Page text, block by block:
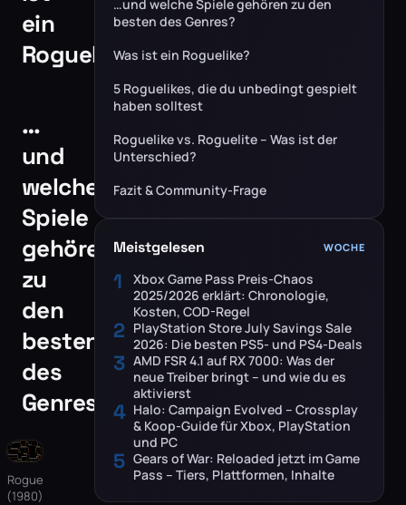
ein
Roguelike?
…
und
welche
Spiele
gehören
zu
den
besten
des
Genres?
Rogue
(1980)
…und welche Spiele gehören zu den
besten des Genres?
Was ist ein Roguelike?
5 Roguelikes, die du unbedingt gespielt
haben solltest
Roguelike vs. Roguelite – Was ist der
Unterschied?
Fazit & Community-Frage
Meistgelesen WOCHE
1
Xbox Game Pass Preis-Chaos
2025/2026 erklärt: Chronologie,
Kosten, COD-Regel
2 PlayStation Store July Savings Sale
2026: Die besten PS5- und PS4-Deals
3 AMD FSR 4.1 auf RX 7000: Was der
neue Treiber bringt – und wie du es
aktivierst
4 Halo: Campaign Evolved – Crossplay
& Koop-Guide für Xbox, PlayStation
und PC
5 Gears of War: Reloaded jetzt im Game
Pass – Tiers, Plattformen, Inhalte